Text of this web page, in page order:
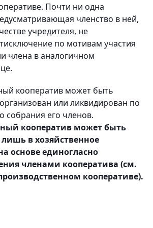
Почти ни одна
членство в ней,
учредителя, не
по мотивам участия
члена в аналогичном
кооператив может быть
или ликвидирован по
его членов.
кооператив может быть
в хозяйственное
основе единогласно
членами кооператива (см.
кооперативе).